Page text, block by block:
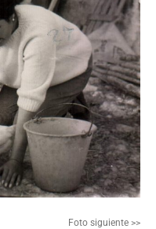
Foto siguiente >>